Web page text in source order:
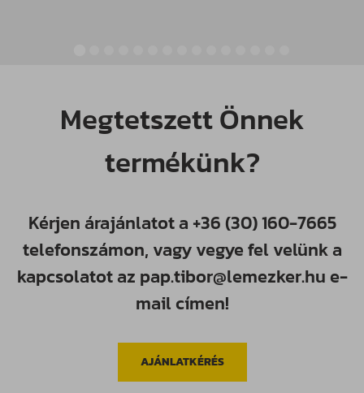
Megtetszett Önnek
termékünk?
Kérjen árajánlatot a +36 (30) 160-7665
telefonszámon, vagy vegye fel velünk a
kapcsolatot az pap.tibor@lemezker.hue-
mail címen!
AJÁNLATKÉRÉS